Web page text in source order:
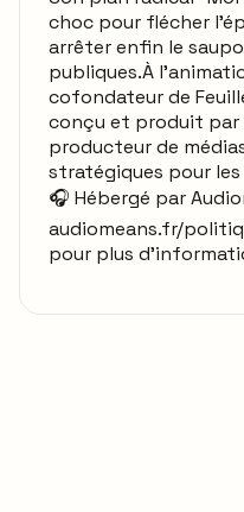
choc pour flécher
arrêter enfin le
publiques.À
cofondateur de
conçu et produit par
producteur de
stratégiques pour les
🎧 Hébergé par
audiomeans.fr/
pour plus